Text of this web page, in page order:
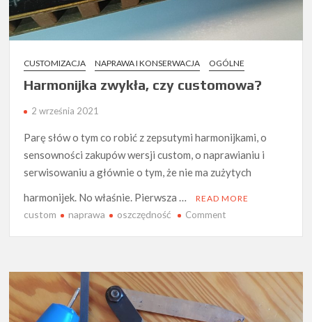
CUSTOMIZACJA NAPRAWA I KONSERWACJA OGÓLNE
Harmonijka zwykła, czy customowa?
2 września 2021
Parę słów o tym co robić z zepsutymi harmonijkami, o
sensowności zakupów wersji custom, o naprawianiu i
serwisowaniu a głównie o tym, że nie ma zużytych
harmonijek. No właśnie. Pierwsza …
READ MORE
custom naprawa oszczędność Commenton
customowa?